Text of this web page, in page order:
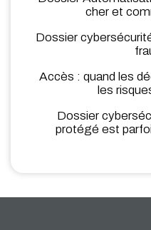
cher et
Dossier
Accès : quand les
les
Dossier
protégé est